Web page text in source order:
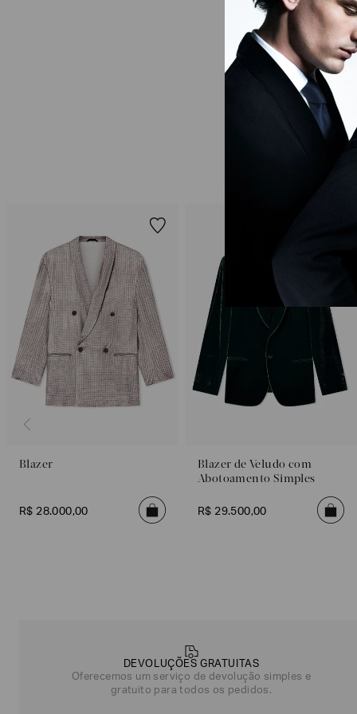
Blazer
R$ 28.000,00
Blazer de Veludo com
Abotoamento Simples
R$ 29.500,00
DEVOLUÇÕES GRATUITAS
Oferecemos um serviço de devolução simples e
gratuito para todos os pedidos.
você?